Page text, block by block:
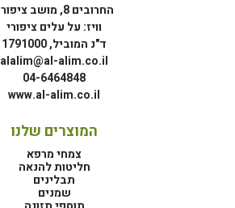
החרובים 8, מושב ציפורי
וויז: על עלים ציפורי
ד"נ המוביל, 1791000
alalim@al-alim.co.il
04-6464848
www.al-alim.co.il
המוצרים שלנו
צמחי מרפא
חליטות להנאה
תבלינים
שמנים